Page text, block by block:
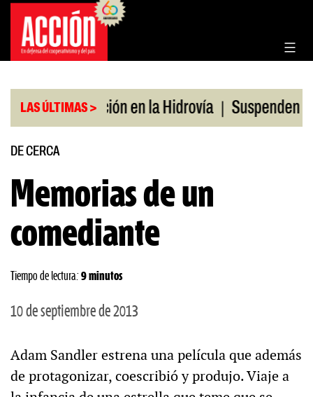
Saltar
contenido
LAS ÚLTIMAS >en la Hidrovía | Suspenden
DE CERCA
Memorias de un
comediante
Tiempo de lectura: 9 minutos
10 de septiembre de 2013
Adam Sandler estrena una película que además
de protagonizar, coescribió y produjo. Viaje a